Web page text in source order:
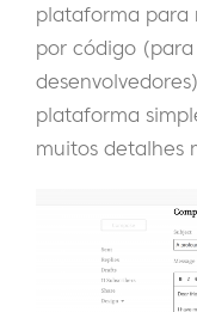
plataforma para
por código (para
plataforma
muitos detalhes